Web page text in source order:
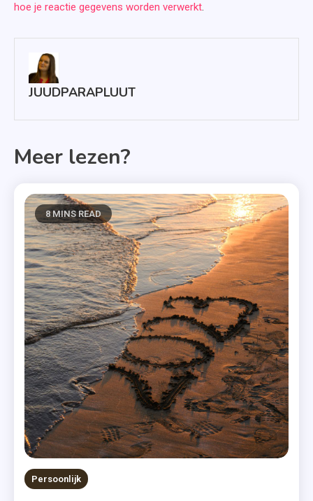
hoe je reactie gegevens worden verwerkt.
JUUDPARAPLUUT
Meer lezen?
8 MINS READ
Persoonlijk